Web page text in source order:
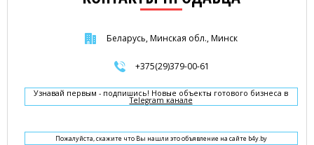
Беларусь, Минская обл., Минск
+375(29)379-00-61
Узнавай первым - подпишись! Новые объекты готового бизнеса в
Telegram канале
Пожалуйста, скажите что Вы нашли это объявление на сайте b4y.by